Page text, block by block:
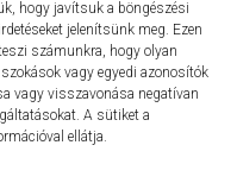
hogy javítsuk a böngészési
jelenítsünk meg. Ezen
számunkra, hogy olyan
vagy egyedi azonosítók
vagy visszavonása negatívan
A sütiket a
ellátja.
VEVŐI